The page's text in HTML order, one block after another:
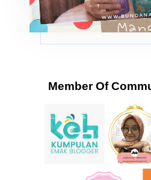
Member Of